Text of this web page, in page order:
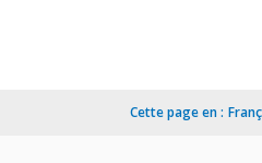
Cette page en :